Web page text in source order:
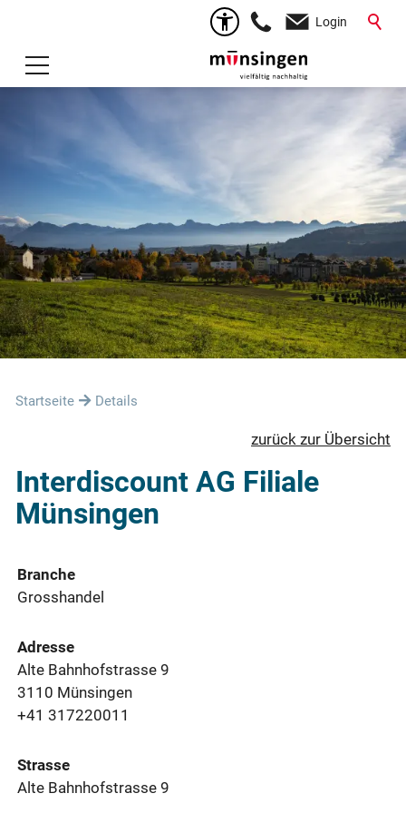
Login
Startseite Details
zurück zur Übersicht
Interdiscount AG Filiale
Münsingen
Branche
Grosshandel
Adresse
Alte Bahnhofstrasse 9
3110 Münsingen
+41 317220011
Strasse
Alte Bahnhofstrasse 9